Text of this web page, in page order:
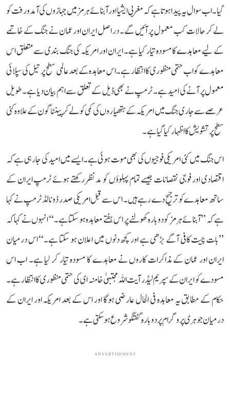
گیا۔ اب سوال یہ پیدا ہوتا ہے کہ مغربی ایشیا اور آبنائے ہرمز میں جہازوں کی آمد و رفت کو
لے کر حالات کب معمول پر آئیں گے۔ در اصل ایران اور عمان نے جنگ کے خاتمے
کے لیے معاہدے کا مسودہ تیار کیا ہے۔ ایران اور امریکہ کی جنگ بندی سے متعلق اس
معاہدے کو اب حتمی منظوری کا انتظار ہے۔ اس معاہدہ کے بعد عالمی سطح پر تیل کی سپلائی
معمول پر آنے کی امید ہے۔ ٹرمپ نے بھی ڈیل کے تعلق سے اہم بیان دیا ہے۔ طویل
عرصے سے جاری جنگ میں امریکہ کے ہتھیاروں کی کمی کو لے کر پینٹاگون کے علاوہ کئی
سطح پر تشویش کا اظہار کیا گیا ہے۔
اس جنگ میں کئی امریکی فوجیوں کی بھی موت ہوئی ہے۔ ایسے میں امید کی جا رہی ہے کہ
اقتصادی اور فوجی نقصانات جیسے تمام پہلوؤں کو مدنظر رکھتے ہوئے ٹرمپ ایران کے
ساتھ معاہدے کو ترجیح دے رہے ہیں۔ اس سے قبل امریکی صدر ڈونالڈ ٹرمپ نے کہا
ہے کہ ’’آبنائے ہرمز کو دوبارہ کھولنے پر اس ہفتے معاہدہ ہو سکتا ہے۔‘‘ انہوں نے کہا کہ
’’بات چیت کافی آگے بڑھی ہے اور کچھ دنوں میں اعلان ہو سکتا ہے۔‘‘ اس درمیان
ایران اور عمان کے مذاکرات کاروں نے معاہدے کا مسودہ تیار کر لیا ہے۔ اب اس
مسودے کو ایران کے سپریم لیڈر آیت اللہ مجتبیٰ خامنہ ای کی حتمی منظوری کا انتظار ہے۔
حکام کے مطابق یہ معاہدہ فی الحال عارضی ہوگا اور اس کے بعد امریکہ اور ایران کے
درمیان جوہری پروگرام پر دوبارہ گفتگو شروع ہو سکتی ہے۔
ADVERTISEMENT